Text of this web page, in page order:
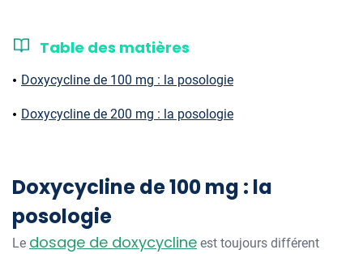
Table des matières
Doxycycline de 100 mg : la posologie
Doxycycline de 200 mg : la posologie
Doxycycline de 100 mg : la
posologie
Le dosage de doxycycline est toujours différent